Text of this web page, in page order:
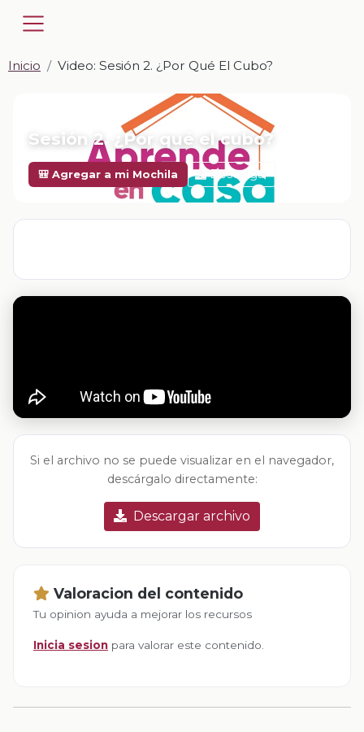
Inicio Video: Sesión 2. ¿Por Qué El Cubo?
Sesión 2. ¿Por qué el cubo?
🎒 Agregar a mi Mochila Descargar
Si el archivo no se puede visualizar en el navegador,
descárgalo directamente:
Descargar archivo
Valoracion del contenido
Tu opinion ayuda a mejorar los recursos
Inicia sesion para valorar este contenido.